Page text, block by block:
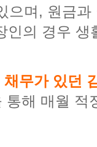
으며, 원금과
의 경우 생
무가 있던
해 매월 적